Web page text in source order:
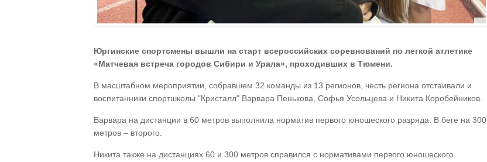
Юргинские спортсмены вышли на старт всероссийских соревнований по легкой атлетике
«Матчевая встреча городов Сибири и Урала», проходивших в Тюмени.
В масштабном мероприятии, собравшем 32 команды из 13 регионов, честь региона отстаивали и
воспитанники спортшколы "Кристалл" Варвара Пенькова, Софья Усольцева и Никита Коробейников.
Варвара на дистанции в 60 метров выполнила норматив первого юношеского разряда. В беге на 300
метров – второго.
Никита также на дистанциях 60 и 300 метров справился с нормативами первого юношеского